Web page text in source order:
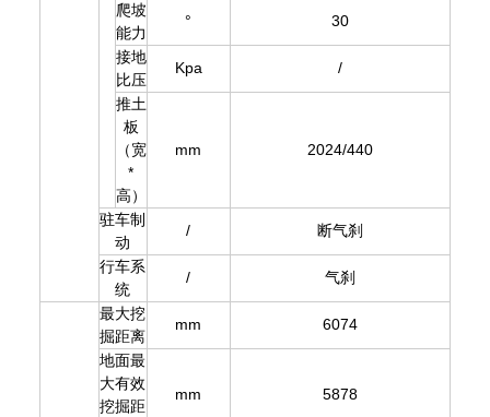
爬坡
能力
° 30
接地
比压
Kpa /
推土
板
（宽
*
高）
mm 2024/440
驻车制
动
/ 断气刹
行车系
统
/ 气刹
最大挖
掘距离
mm 6074
地面最
大有效
挖掘距
mm 5878